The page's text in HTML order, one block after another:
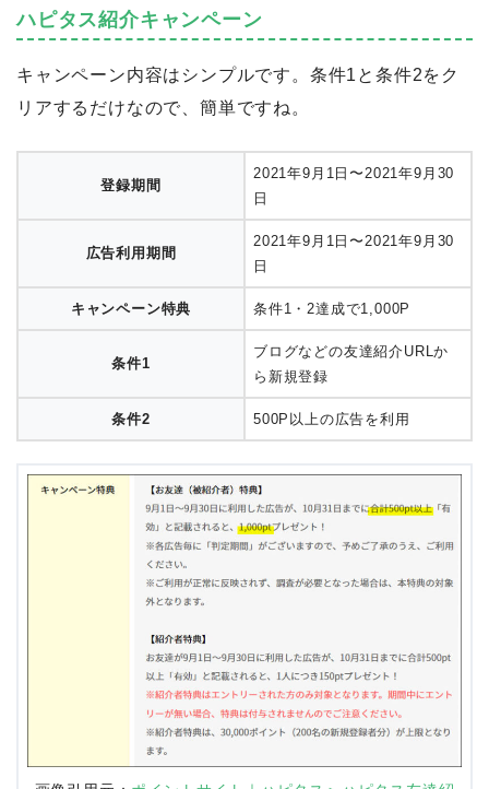
ハピタス紹介キャンペーン
キャンペーン内容はシンプルです。条件1と条件2をク
リアするだけなので、簡単ですね。
登録期間
2021年9月1日〜2021年9月30
日
広告利用期間
2021年9月1日〜2021年9月30
日
キャンペーン特典 条件1・2達成で1,000P
条件1
ブログなどの友達紹介URLか
ら新規登録
条件2 500P以上の広告を利用